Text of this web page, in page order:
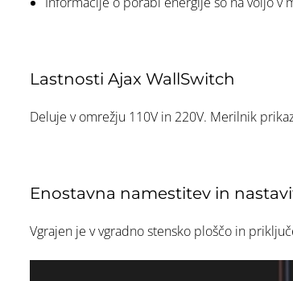
Lastnosti Ajax WallSwitch
Deluje v omrežju 110V in 220V. Merilnik
Enostavna namestitev in
Vgrajen je v vgradno stensko ploščo in